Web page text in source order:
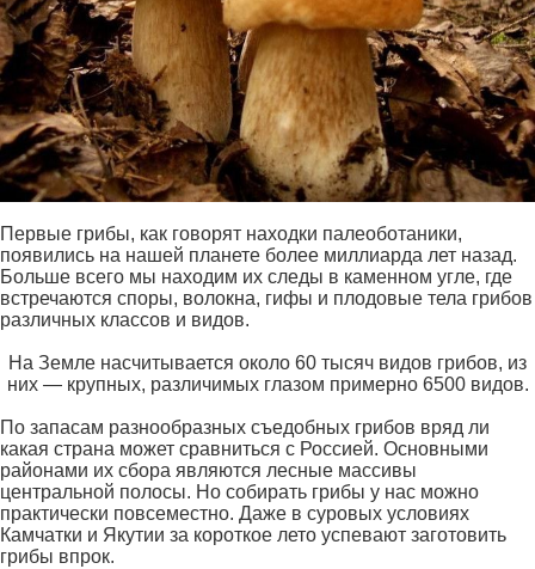
Первые грибы, как говорят находки палеоботаники,
появились на нашей планете более миллиарда лет назад.
Больше всего мы находим их следы в каменном угле, где
встречаются споры, волокна, гифы и плодовые тела грибов
различных классов и видов.
На Земле насчитывается около 60 тысяч видов грибов, из
них — крупных, различимых глазом примерно 6500 видов.
По запасам разнообразных съедобных грибов вряд ли
какая страна может сравниться с Россией. Основными
районами их сбора являются лесные массивы
центральной полосы. Но собирать грибы у нас можно
практически повсеместно. Даже в суровых условиях
Камчатки и Якутии за короткое лето успевают заготовить
грибы впрок.